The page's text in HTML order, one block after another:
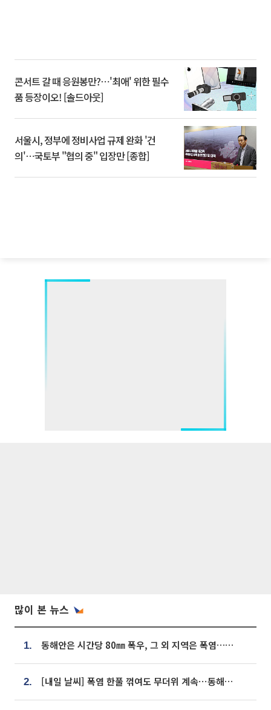
콘서트 갈 때 응원봉만?⋯'최애' 위한 필수
품 등장이오! [솔드아웃]
서울시, 정부에 정비사업 규제 완화 '건
의'⋯국토부 "협의 중" 입장만 [종합]
많이 본 뉴스
1. 동해안은 시간당 80㎜ 폭우, 그 외 지역은 폭염…‘극과 극 날씨’
2. [내일 날씨] 폭염 한풀 꺾여도 무더위 계속⋯동해안 이틀 연속 비